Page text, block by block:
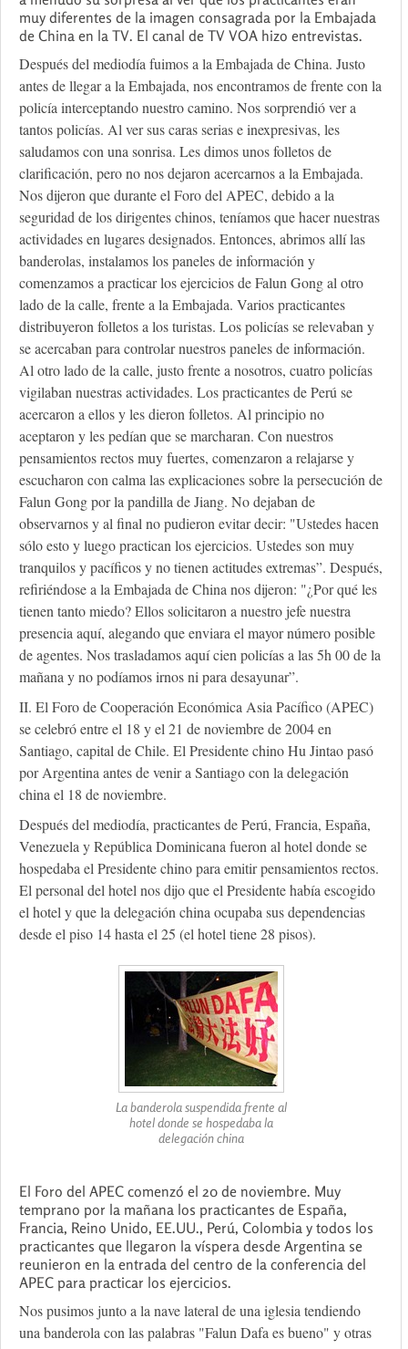
muy diferentes de la imagen consagrada por la Embajada
de China en la TV. El canal de TV VOA hizo entrevistas.
Después del mediodía fuimos a la Embajada de China. Justo
antes de llegar a la Embajada, nos encontramos de frente con la
policía interceptando nuestro camino. Nos sorprendió ver a
tantos policías. Al ver sus caras serias e inexpresivas, les
saludamos con una sonrisa. Les dimos unos folletos de
clarificación, pero no nos dejaron acercarnos a la Embajada.
Nos dijeron que durante el Foro del APEC, debido a la
seguridad de los dirigentes chinos, teníamos que hacer nuestras
actividades en lugares designados. Entonces, abrimos allí las
banderolas, instalamos los paneles de información y
comenzamos a practicar los ejercicios de Falun Gong al otro
lado de la calle, frente a la Embajada. Varios practicantes
distribuyeron folletos a los turistas. Los policías se relevaban y
se acercaban para controlar nuestros paneles de información.
Al otro lado de la calle, justo frente a nosotros, cuatro policías
vigilaban nuestras actividades. Los practicantes de Perú se
acercaron a ellos y les dieron folletos. Al principio no
aceptaron y les pedían que se marcharan. Con nuestros
pensamientos rectos muy fuertes, comenzaron a relajarse y
escucharon con calma las explicaciones sobre la persecución de
Falun Gong por la pandilla de Jiang. No dejaban de
observarnos y al final no pudieron evitar decir: "Ustedes hacen
sólo esto y luego practican los ejercicios. Ustedes son muy
tranquilos y pacíficos y no tienen actitudes extremas”. Después,
refiriéndose a la Embajada de China nos dijeron: "¿Por qué les
tienen tanto miedo? Ellos solicitaron a nuestro jefe nuestra
presencia aquí, alegando que enviara el mayor número posible
de agentes. Nos trasladamos aquí cien policías a las 5h 00 de la
mañana y no podíamos irnos ni para desayunar”.
II. El Foro de Cooperación Económica Asia Pacífico (APEC)
se celebró entre el 18 y el 21 de noviembre de 2004 en
Santiago, capital de Chile. El Presidente chino Hu Jintao pasó
por Argentina antes de venir a Santiago con la delegación
china el 18 de noviembre.
Después del mediodía, practicantes de Perú, Francia, España,
Venezuela y República Dominicana fueron al hotel donde se
hospedaba el Presidente chino para emitir pensamientos rectos.
El personal del hotel nos dijo que el Presidente había escogido
el hotel y que la delegación china ocupaba sus dependencias
desde el piso 14 hasta el 25 (el hotel tiene 28 pisos).
La banderola suspendida frente al
hotel donde se hospedaba la
delegación china
El Foro del APEC comenzó el 20 de noviembre. Muy
temprano por la mañana los practicantes de España,
Francia, Reino Unido, EE.UU., Perú, Colombia y todos los
practicantes que llegaron la víspera desde Argentina se
reunieron en la entrada del centro de la conferencia del
APEC para practicar los ejercicios.
Nos pusimos junto a la nave lateral de una iglesia tendiendo
una banderola con las palabras "Falun Dafa es bueno" y otras